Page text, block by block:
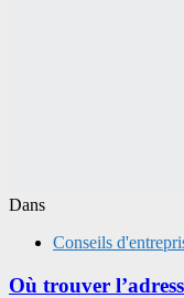
Dans
Conseils
Où trouver